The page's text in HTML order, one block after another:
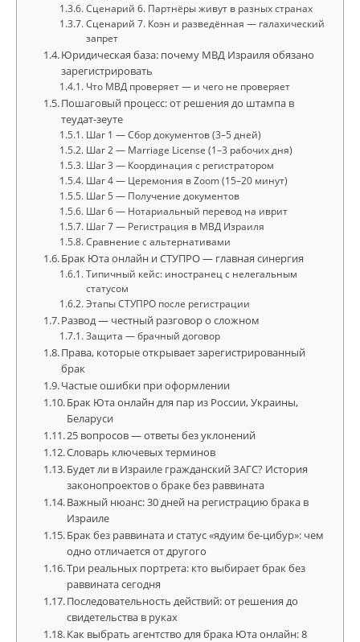
Сценарий 6. Партнёры живут в разных странах
Сценарий 7. Коэн и разведённая — галахический
запрет
Юридическая база: почему МВД Израиля обязано
зарегистрировать
Что МВД проверяет — и чего не проверяет
Пошаговый процесс: от решения до штампа в
теудат-зеуте
Шаг 1 — Сбор документов (3–5 дней)
Шаг 2 — Marriage License (1–3 рабочих дня)
Шаг 3 — Координация с регистратором
Шаг 4 — Церемония в Zoom (15–20 минут)
Шаг 5 — Получение документов
Шаг 6 — Нотариальный перевод на иврит
Шаг 7 — Регистрация в МВД Израиля
Сравнение с альтернативами
Брак Юта онлайн и СТУПРО — главная синергия
Типичный кейс: иностранец с нелегальным
статусом
Этапы СТУПРО после регистрации
Развод — честный разговор о сложном
Защита — брачный договор
Права, которые открывает зарегистрированный
брак
Частые ошибки при оформлении
Брак Юта онлайн для пар из России, Украины,
Беларуси
25 вопросов — ответы без уклонений
Словарь ключевых терминов
Будет ли в Израиле гражданский ЗАГС? История
законопроектов о браке без раввината
Важный нюанс: 30 дней на регистрацию брака в
Израиле
Брак без раввината и статус «ядуим бе-цибур»: чем
одно отличается от другого
Три реальных портрета: кто выбирает брак без
раввината сегодня
Последовательность действий: от решения до
свидетельства в руках
Как выбрать агентство для брака Юта онлайн: 8